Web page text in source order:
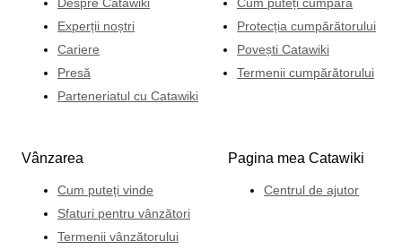
Experții noștri
Cariere
Presă
Parteneriatul cu Catawiki
Protecția cumpărătorului
Povești Catawiki
Termenii cumpărătorului
Vânzarea
Cum puteți vinde
Sfaturi pentru vânzători
Termenii vânzătorului
Pagina mea Catawiki
Centrul de ajutor